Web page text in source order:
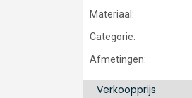
Materiaal:
Categorie:
Afmetingen:
Verkoopprijs